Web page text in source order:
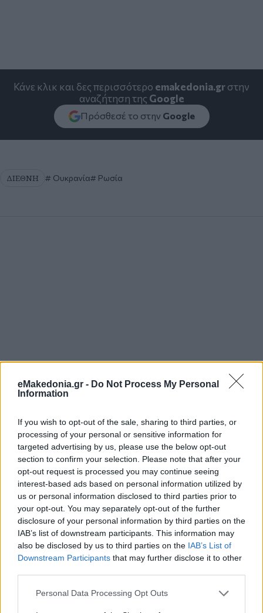
eMakedonia.gr - Do Not Process My Personal
Information
If you wish to opt-out of the sale, sharing to third parties, or
processing of your personal or sensitive information for
targeted advertising by us, please use the below opt-out
section to confirm your selection. Please note that after your
opt-out request is processed you may continue seeing
interest-based ads based on personal information utilized by
us or personal information disclosed to third parties prior to
your opt-out. You may separately opt-out of the further
disclosure of your personal information by third parties on the
IAB’s list of downstream participants. This information may
also be disclosed by us to third parties on the IAB’s List of
Downstream Participants that may further disclose it to other
Please note that this website/app uses one or more Google
Personal Data Processing Opt Outs
Κάνε κλικ και δες περισσότερο emakedonia.grστην
αναζήτηση της Google
Πρόσθεσέ το στην Google
ΔΙΕΘΝΗ Ουκρανία Ρωσία